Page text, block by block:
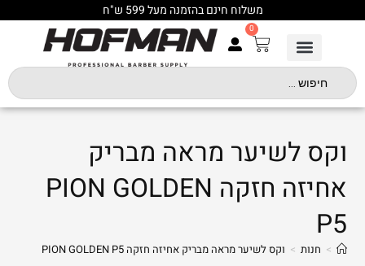
משלוח חינם בהזמנה מעל 599 ש"ח
0
וקס לשיער מראה מבריק
אחיזה חזקה PION GOLDEN
P5
> חנות > וקס לשיער מראה מבריק אחיזה חזקה PION GOLDEN P5